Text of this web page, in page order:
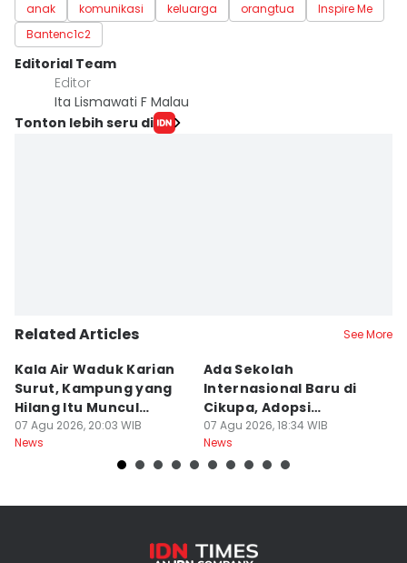
anak komunikasi keluarga orangtua
Inspire Me
Bantenc1c2
Editorial Team
Editor
Ita Lismawati F Malau
Tonton lebih seru di
Related Articles See More
Kala Air Waduk Karian
Surut, Kampung yang
Hilang Itu Muncul
Kembali
07 Agu 2026, 20:03 WIB
News
Ada Sekolah
Internasional Baru di
Cikupa, Adopsi
Kurikulum Singapura
07 Agu 2026, 18:34 WIB
News